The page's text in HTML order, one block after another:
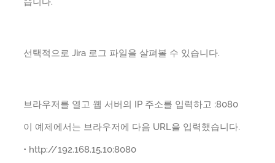
선택적으로 Jira 로그 파일을 살펴볼 수 있습니다.
브라우저를 열고 웹 서버의 IP 주소를 입력하고 :8080
이 예제에서는 브라우저에 다음 URL을 입력했습니다.
• http://192.168.15.10:8080